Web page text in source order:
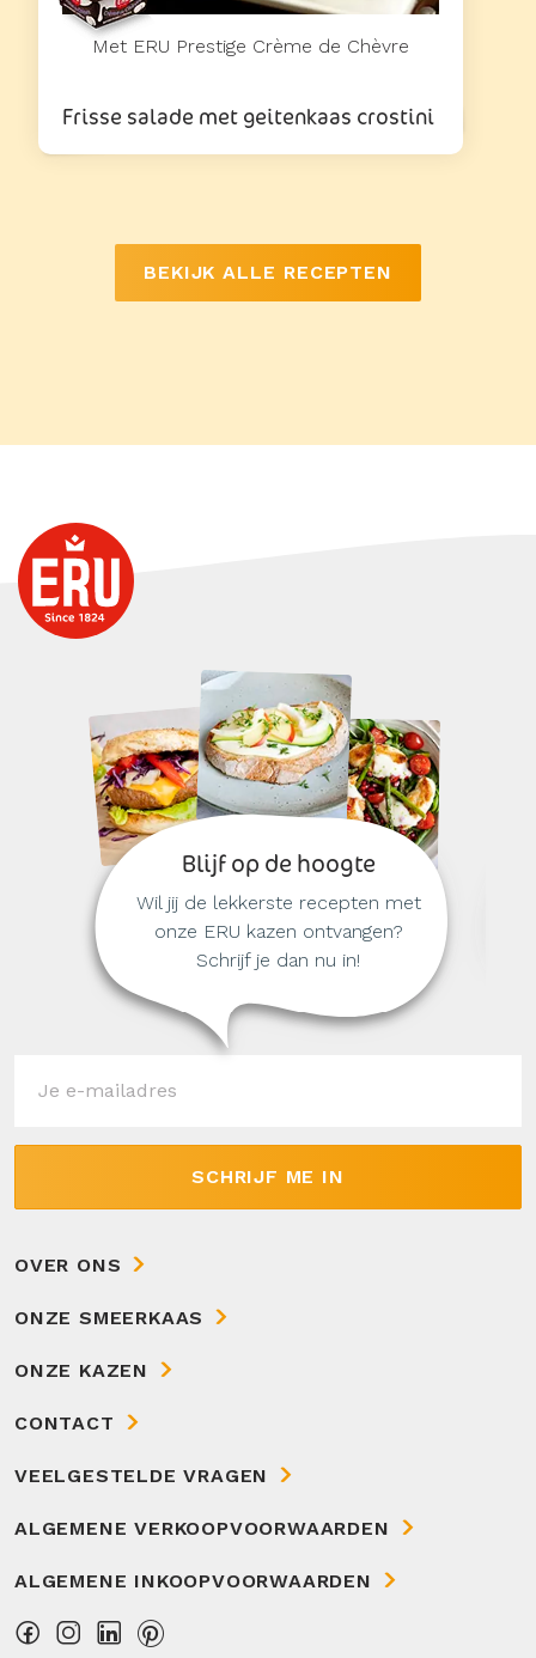
Met ERU Prestige Crème de Chèvre
Frisse salade met geitenkaas crostini
BEKIJK ALLE RECEPTEN
OVER ONS
ONZE SMEERKAAS
ONZE KAZEN
CONTACT
VEELGESTELDE VRAGEN
ALGEMENE VERKOOPVOORWAARDEN
ALGEMENE INKOOPVOORWAARDEN
Blijf op de hoogte
Wil jij de lekkerste recepten met
onze ERU kazen ontvangen?
Schrijf je dan nu in!
SCHRIJF ME IN